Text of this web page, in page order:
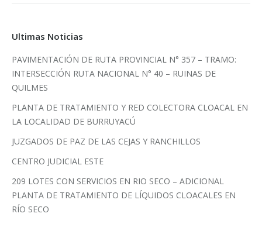
Ultimas Noticias
PAVIMENTACIÓN DE RUTA PROVINCIAL N° 357 – TRAMO:
INTERSECCIÓN RUTA NACIONAL N° 40 – RUINAS DE
QUILMES
PLANTA DE TRATAMIENTO Y RED COLECTORA CLOACAL EN
LA LOCALIDAD DE BURRUYACÚ
JUZGADOS DE PAZ DE LAS CEJAS Y RANCHILLOS
CENTRO JUDICIAL ESTE
209 LOTES CON SERVICIOS EN RIO SECO – ADICIONAL
PLANTA DE TRATAMIENTO DE LÍQUIDOS CLOACALES EN
RÍO SECO